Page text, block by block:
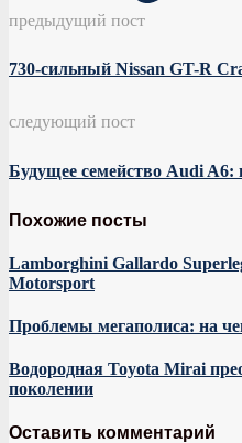
предыдущий пост
730-сильный Nissan GT-R
следующий пост
Будущее семейство Audi
Похожие посты
Lamborghini Gallardo
Motorsport
Проблемы мегаполиса: на
Водородная Toyota Mirai
поколении
Оставить комментарий